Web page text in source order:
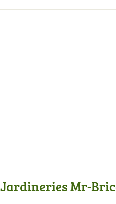
Jardineries Mr-